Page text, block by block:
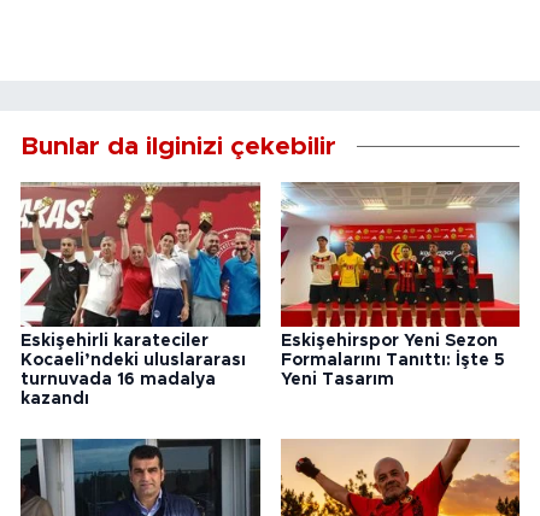
Bunlar da ilginizi çekebilir
Eskişehirli karateciler
Kocaeli’ndeki uluslararası
turnuvada 16 madalya
kazandı
Eskişehirspor Yeni Sezon
Formalarını Tanıttı: İşte 5
Yeni Tasarım